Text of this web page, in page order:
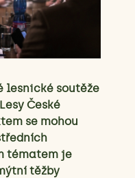
lesnické soutěže
České
se mohou
tématem je
těžby